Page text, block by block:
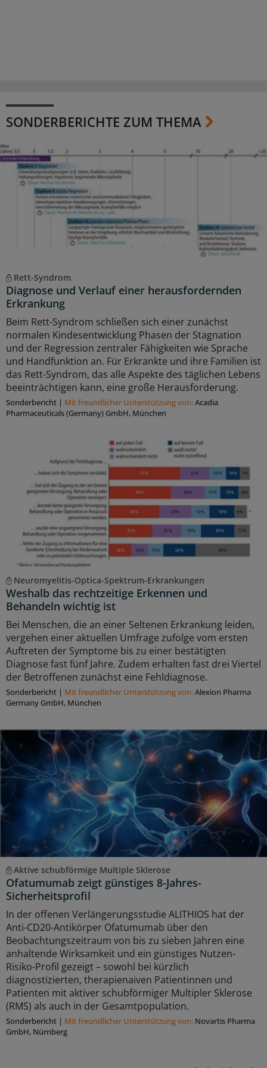
SONDERBERICHTE ZUM THEMA
Rett-Syndrom
Diagnose und Verlauf einer herausfordernden
Erkrankung
Beim Rett-Syndrom schließen sich einer zunächst
normalen Kindesentwicklung Phasen der Stagnation
und der Regression zentraler Fähigkeiten wie Sprache
und Handfunktion an. Für Erkrankte und ihre Familien ist
das Rett-Syndrom, das alle Aspekte des täglichen Lebens
beeinträchtigen kann, eine große Herausforderung.
Sonderbericht | Mit freundlicher Unterstützung von:Acadia
Pharmaceuticals (Germany) GmbH, München
Neuromyelitis-Optica-Spektrum-Erkrankungen
Weshalb das rechtzeitige Erkennen und
Behandeln wichtig ist
Bei Menschen, die an einer Seltenen Erkrankung leiden,
vergehen einer aktuellen Umfrage zufolge vom ersten
Auftreten der Symptome bis zu einer bestätigten
Diagnose fast fünf Jahre. Zudem erhalten fast drei Viertel
der Betroffenen zunächst eine Fehldiagnose.
Sonderbericht | Mit freundlicher Unterstützung von:Alexion Pharma
Germany GmbH, München
Aktive schubförmige Multiple Sklerose
Ofatumumab zeigt günstiges 8-Jahres-
Sicherheitsprofil
In der offenen Verlängerungsstudie ALITHIOS hat der
Anti-CD20-Antikörper Ofatumumab über den
Beobachtungszeitraum von bis zu sieben Jahren eine
anhaltende Wirksamkeit und ein günstiges Nutzen-
Risiko-Profil gezeigt – sowohl bei kürzlich
diagnostizierten, therapienaiven Patientinnen und
Patienten mit aktiver schubförmiger Multipler Sklerose
(RMS) als auch in der Gesamtpopulation.
Sonderbericht | Mit freundlicher Unterstützung von: Novartis Pharma
GmbH, Nürnberg